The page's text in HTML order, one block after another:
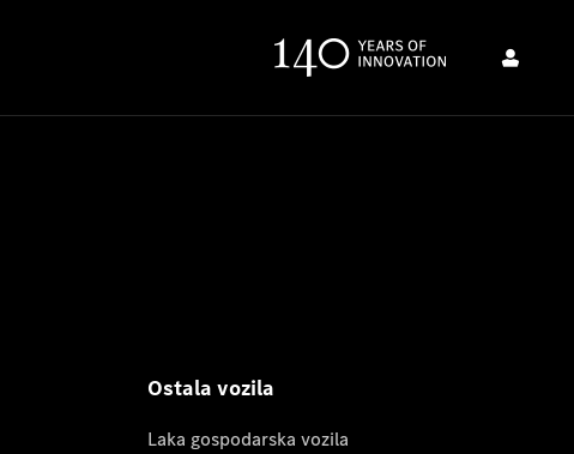
Ostala vozila
Laka gospodarska vozila